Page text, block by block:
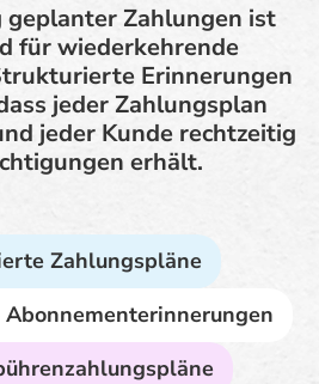
Zahlungen ist
für wiederkehrende
Erinnerungen
jeder Zahlungsplan
jeder Kunde rechtzeitig
erhält.
Zahlungspläne